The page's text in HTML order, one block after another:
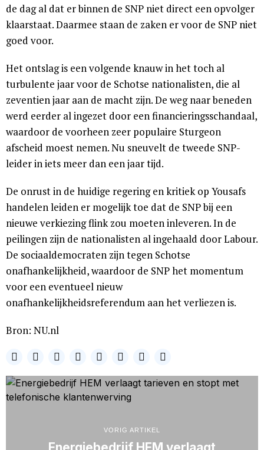
de dag al dat er binnen de SNP niet direct een opvolger
klaarstaat. Daarmee staan de zaken er voor de SNP niet
goed voor.
Het ontslag is een volgende knauw in het toch al
turbulente jaar voor de Schotse nationalisten, die al
zeventien jaar aan de macht zijn. De weg naar beneden
werd eerder al ingezet door een financieringsschandaal,
waardoor de voorheen zeer populaire Sturgeon
afscheid moest nemen. Nu sneuvelt de tweede SNP-
leider in iets meer dan een jaar tijd.
De onrust in de huidige regering en kritiek op Yousafs
handelen leiden er mogelijk toe dat de SNP bij een
nieuwe verkiezing flink zou moeten inleveren. In de
peilingen zijn de nationalisten al ingehaald door Labour.
De sociaaldemocraten zijn tegen Schotse
onafhankelijkheid, waardoor de SNP het momentum
voor een eventueel nieuw
onafhankelijkheidsreferendum aan het verliezen is.
Bron: NU.nl
VORIG ARTIKEL